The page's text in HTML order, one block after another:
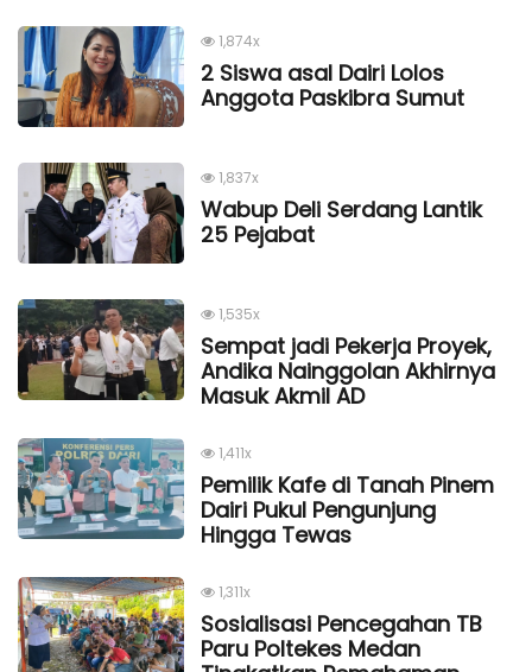
1,874x
2 Siswa asal Dairi Lolos
Anggota Paskibra Sumut
1,837x
Wabup Deli Serdang Lantik
25 Pejabat
1,535x
Sempat jadi Pekerja Proyek,
Andika Nainggolan Akhirnya
Masuk Akmil AD
1,411x
Pemilik Kafe di Tanah Pinem
Dairi Pukul Pengunjung
Hingga Tewas
1,311x
Sosialisasi Pencegahan TB
Paru Poltekes Medan